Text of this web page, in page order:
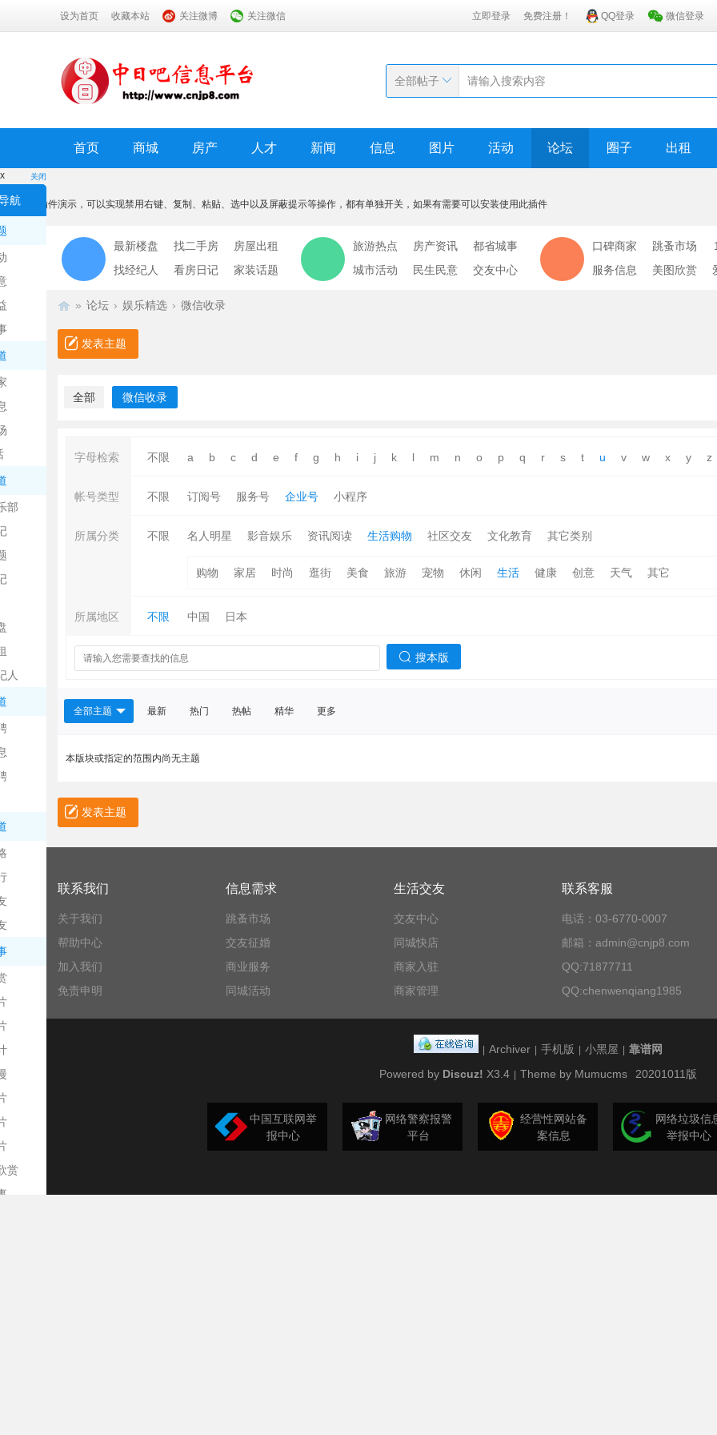
设为首页 收藏本站 关注微博 关注微信 立即登录 免费注册！ QQ登录 微信登录
全部帖子
首页 商城 房产 人才 新闻 信息 图片 活动 论坛 圈子 出租
关闭
航
部
人
赏
x
本功能为插件演示，可以实现禁用右键、复制、粘贴、选中以及屏蔽提示等操作，都有单独开关，如果有需要可以安装使用此插件
我知道了
最新楼盘 找二手房
房屋出租
找经纪人
看房日记 家装话题
旅游热点 房产资讯
都省城事
城市活动
民生民意 交友中心
口碑商家 跳蚤市场
服务信息
美图欣赏
» 论坛 › 娱乐精选 › 微信收录
发表主题
全部 微信收录
字母检索 不限 a b c d e f g h i j k l m n o p q r s t u v w x y z
帐号类型 不限 订阅号 服务号 企业号 小程序
所属分类 不限 名人明星 影音娱乐 资讯阅读 生活购物 社区交友 文化教育 其它类别
购物 家居 时尚 逛街 美食 旅游 宠物 休闲 生活 健康 创意 天气 其它
所属地区 不限 中国 日本
搜本版
全部主题 最新 热门 热帖 精华 更多
本版块或指定的范围内尚无主题
发表主题
联系我们
关于我们
帮助中心
加入我们
免责申明
信息需求
跳蚤市场
交友征婚
商业服务
同城活动
生活交友
交友中心
同城快店
商家入驻
商家管理
联系客服
电话：03-6770-0007
邮箱：admin@cnjp8.com
QQ:71877711
QQ:chenwenqiang1985
Archiver 手机版 小黑屋
靠谱网
Powered by Discuz! X3.4 Theme by Mumucms 20201011版
中国互联网举
报中心
网络警察报警
平台
经营性网站备
案信息
网络垃圾信
举报中心